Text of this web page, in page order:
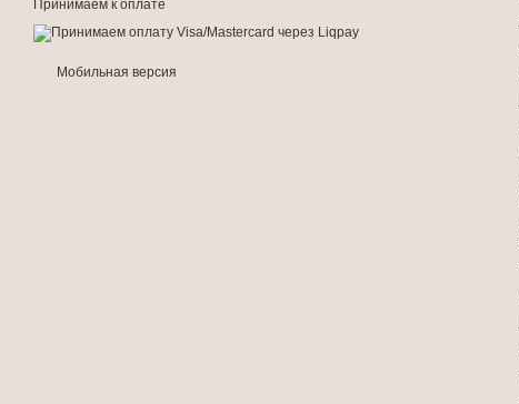
Принимаем к оплате
Мобильная версия